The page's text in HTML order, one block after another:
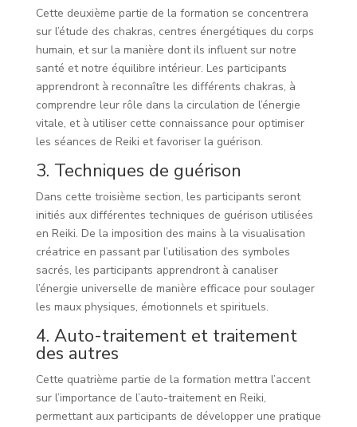
Cette deuxième partie de la formation se concentrera
sur l’étude des chakras, centres énergétiques du corps
humain, et sur la manière dont ils influent sur notre
santé et notre équilibre intérieur. Les participants
apprendront à reconnaître les différents chakras, à
comprendre leur rôle dans la circulation de l’énergie
vitale, et à utiliser cette connaissance pour optimiser
les séances de Reiki et favoriser la guérison.
3. Techniques de guérison
Dans cette troisième section, les participants seront
initiés aux différentes techniques de guérison utilisées
en Reiki. De la imposition des mains à la visualisation
créatrice en passant par l’utilisation des symboles
sacrés, les participants apprendront à canaliser
l’énergie universelle de manière efficace pour soulager
les maux physiques, émotionnels et spirituels.
4. Auto-traitement et traitement
des autres
Cette quatrième partie de la formation mettra l’accent
sur l’importance de l’auto-traitement en Reiki,
permettant aux participants de développer une pratique